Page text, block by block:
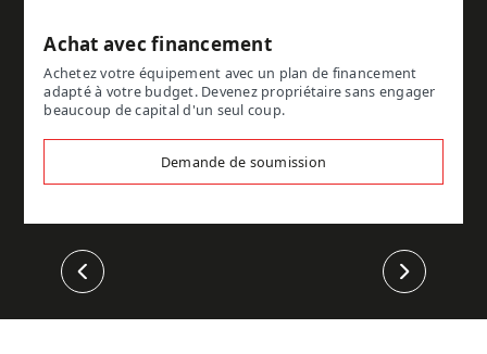
Achat avec financement
Achetez votre équipement avec un plan de financement
adapté à votre budget. Devenez propriétaire sans engager
beaucoup de capital d'un seul coup.
Demande de soumission
Précédent Suivant